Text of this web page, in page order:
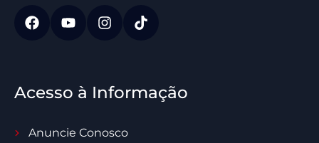
Acesso à Informação
Anuncie Conosco